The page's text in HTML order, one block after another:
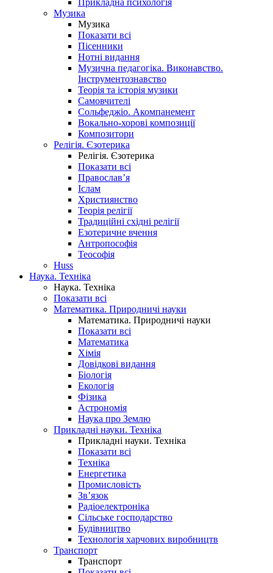
Прикладна психологія
Музика
Музика
Показати всі
Пісенники
Нотні видання
Музична педагогіка. Виконавство.
Інструментознавство
Теорія та історія музики
Самовчителі
Сольфеджіо. Акомпанемент
Вокально-хорові композиції
Композитори
Релігія. Єзотерика
Релігія. Єзотерика
Показати всі
Православ’я
Іслам
Християнство
Теорія релігії
Традиційні східні релігії
Езотеричне вчення
Антропософія
Теософія
Huss
Наука. Техніка
Наука. Техніка
Показати всі
Математика. Природничі науки
Математика. Природничі науки
Показати всі
Математика
Хімія
Довідкові видання
Біологія
Екологія
Фізика
Астрономія
Наука про Землю
Прикладні науки. Техніка
Прикладні науки. Техніка
Показати всі
Техніка
Енергетика
Промисловість
Зв’язок
Радіоелектроніка
Сільське господарство
Будівництво
Технологія харчових виробництв
Транспорт
Транспорт